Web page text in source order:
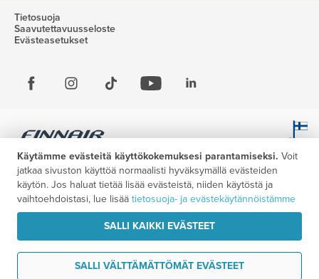
Tietosuoja
Saavutettavuusseloste
Evästeasetukset
Käytämme evästeitä käyttökokemuksesi parantamiseksi. Voit
jatkaa sivuston käyttöä normaalisti hyväksymällä evästeiden
käytön. Jos haluat tietää lisää evästeistä, niiden käytöstä ja
vaihtoehdoistasi, lue lisää tietosuoja- ja evästekäytännöistämme
SALLI KAIKKI EVÄSTEET
SALLI VÄLTTÄMÄTTÖMÄT EVÄSTEET